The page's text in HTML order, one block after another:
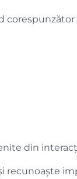
din
recunoaște